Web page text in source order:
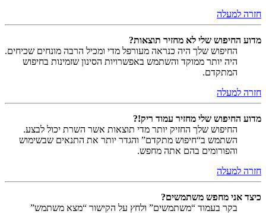
חזרה למעלה
מדוע החיפוש שלי לא מחזיר תוצאות?
החיפוש שלך היה כנראה מעורפל מדי ומכיל הרבה מונחים שכיחים.
היה יותר ממוקד והשתמש באפשרויות הסינון שזמינות בחיפוש
המתקדם.
חזרה למעלה
מדוע החיפוש שלי מחזיר עמוד ריק!?
החיפוש שלך החזיק יותר מדי תוצאות אשר השרת יכול לבצע.
השתמש ב“חיפוש מתקדם” והגדר יותר את התנאים שבשימוש
והפורומים בהם אתה מחפש.
חזרה למעלה
כיצד אני מחפש משתמשים?
בקר בעמוד “משתמשים” ולחץ על הקישור “מצא משתמש”